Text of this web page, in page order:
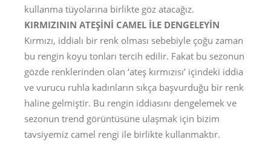
kullanma tüyolarına birlikte göz atacağız.
KIRMIZININ ATEŞİNİ CAMEL İLE DENGELEYİN
Kırmızı, iddialı bir renk olması sebebiyle çoğu zaman
bu rengin koyu tonları tercih edilir. Fakat bu sezonun
gözde renklerinden olan ‘ateş kırmızısı’ içindeki iddia
ve vurucu ruhla kadınların sıkça başvurduğu bir renk
haline gelmiştir. Bu rengin iddiasını dengelemek ve
sezonun trend görüntüsüne ulaşmak için bizim
tavsiyemiz camel rengi ile birlikte kullanmaktır.